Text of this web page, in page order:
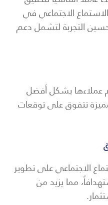
الاجتماعي في
التجربة لتشمل دعم
عملاءها بشكل أفضل
تتفوق على توقعات
الاجتماعي على تطوير
مما يزيد من